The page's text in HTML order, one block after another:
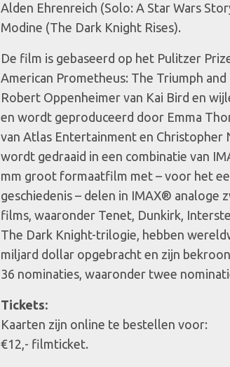
Alden Ehrenreich (Solo: A Star Wars
Modine (The Dark Knight Rises).
De film is gebaseerd op het Pulitzer
American Prometheus: The Triumph and
Robert Oppenheimer van Kai Bird en
en wordt geproduceerd door Emma
van Atlas Entertainment en Christopher
wordt gedraaid in een combinatie van
mm groot formaatfilm met – voor het
geschiedenis – delen in IMAX® analoge
films, waaronder Tenet, Dunkirk,
The Dark Knight-trilogie, hebben
miljard dollar opgebracht en zijn
36 nominaties, waaronder twee
Tickets:
Kaarten zijn online te bestellen voor:
€12,- filmticket.